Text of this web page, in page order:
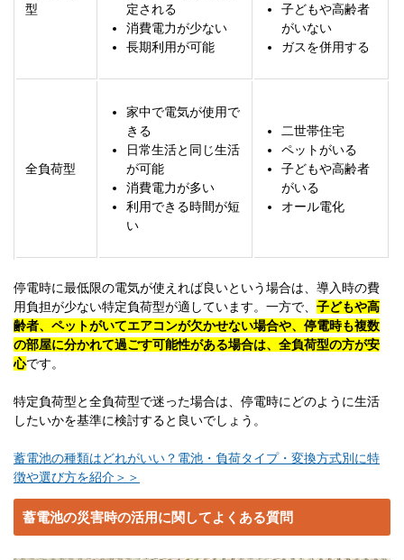
型
定される
消費電力が少ない
長期利用が可能
子どもや高齢者
がいない
ガスを併用する
全負荷型
家中で電気が使用で
きる
日常生活と同じ生活
が可能
消費電力が多い
利用できる時間が短
い
二世帯住宅
ペットがいる
子どもや高齢者
がいる
オール電化
停電時に最低限の電気が使えれば良いという場合は、導入時の費
用負担が少ない特定負荷型が適しています。一方で、 子どもや高
齢者、ペットがいてエアコンが欠かせない場合や、停電時も複数
の部屋に分かれて過ごす可能性がある場合は、全負荷型の方が安
心です。
特定負荷型と全負荷型で迷った場合は、停電時にどのように生活
したいかを基準に検討すると良いでしょう。
蓄電池の種類はどれがいい？電池・負荷タイプ・変換方式別に特
徴や選び方を紹介＞＞
蓄電池の災害時の活用に関してよくある質問